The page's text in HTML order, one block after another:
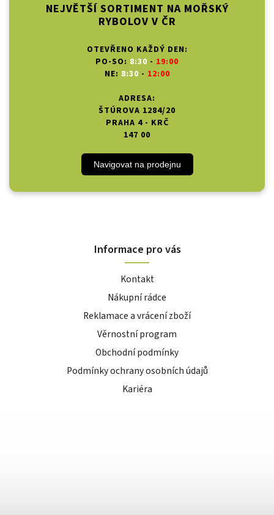
NEJVĚTŠÍ SORTIMENT NA MOŘSKÝ
RYBOLOV V ČR
OTEVŘENO KAŽDÝ DEN:
PO-SO: 8:30 - 19:00
NE: 8:30 - 12:00
ADRESA:
ŠTÚROVA 1284/20
PRAHA 4 - KRČ
147 00
Navigovat na prodejnu
Informace pro vás
Kontakt
Nákupní rádce
Reklamace a vrácení zboží
Věrnostní program
Obchodní podmínky
Podmínky ochrany osobních údajů
Kariéra